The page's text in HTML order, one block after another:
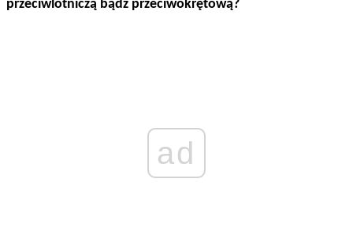
przeciwlotniczą bądź przeciwokrętową?
ad